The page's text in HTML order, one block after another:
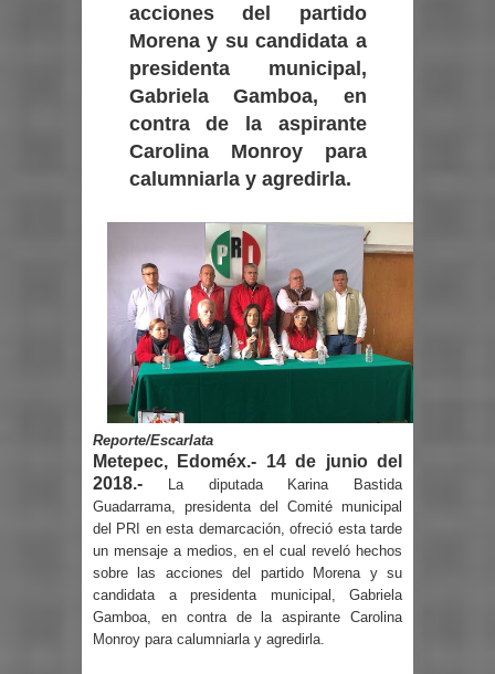
acciones del partido
Morena y su candidata a
presidenta municipal,
Gabriela Gamboa, en
contra de la aspirante
Carolina Monroy para
calumniarla y agredirla.
Reporte/Escarlata
Metepec, Edoméx.- 14 de junio del
2018.-
La diputada Karina Bastida
Guadarrama, presidenta del Comité municipal
del PRI en esta demarcación, ofreció esta tarde
un mensaje a medios, en el cual reveló hechos
sobre las acciones del partido Morena y su
candidata a presidenta municipal, Gabriela
Gamboa, en contra de la aspirante Carolina
Monroy para calumniarla y agredirla.